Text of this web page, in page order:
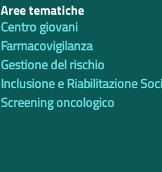
Aree tematiche
Centro giovani
Farmacovigilanza
Gestione del rischio
Inclusione e Riabilitazione
Screening oncologico